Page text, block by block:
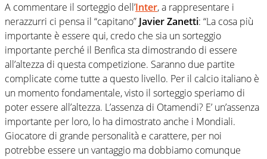
A commentare il sorteggio dell’Inter, a rappresentare i
nerazzurri ci pensa il “capitano” Javier Zanetti: “La cosa più
importante è essere qui, credo che sia un sorteggio
importante perché il Benfica sta dimostrando di essere
all’altezza di questa competizione. Saranno due partite
complicate come tutte a questo livello. Per il calcio italiano è
un momento fondamentale, visto il sorteggio speriamo di
poter essere all’altezza. L’assenza di Otamendi? E’ un’assenza
importante per loro, lo ha dimostrato anche i Mondiali.
Giocatore di grande personalità e carattere, per noi
potrebbe essere un vantaggio ma dobbiamo comunque